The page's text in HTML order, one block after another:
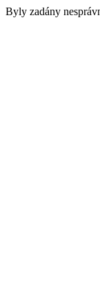
Byly zadány